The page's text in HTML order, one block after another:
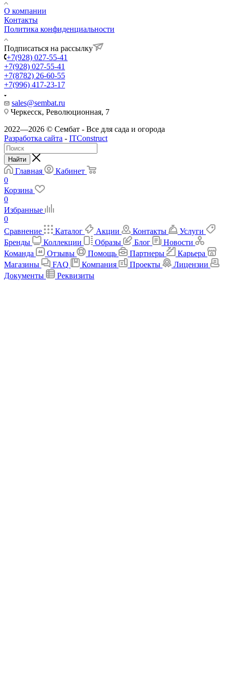
О компании
Контакты
Политика конфиденциальности
Подписаться на рассылку
+7(928) 027-55-41
+7(928) 027-55-41
+7(8782) 26-60-55
+7(996) 417-23-17
sales@sembat.ru
Черкесск, Революционная, 7
2022—2026 © Сембат - Все для сада и огорода
Разработка сайта - ITConstruct
Найти
Главная
Кабинет
0
Корзина
0
Избранные
0
Сравнение
Каталог Акции Контакты
Услуги
Бренды
Коллекции Образы Блог
Новости
Команда
Отзывы Помощь Партнеры
Карьера
Магазины
FAQ Компания Проекты
Лицензии
Документы
Реквизиты